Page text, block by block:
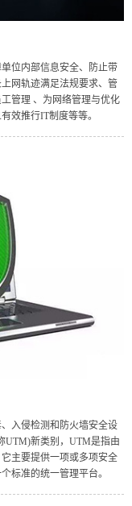
位内部信息安全、防止带
网轨迹满足法规要求、管
管理 、为网络管理与优化
效推行IT制度等等。
、入侵检测和防火墙安全设
UTM)新类别，UTM是指由
主要提供一项或多项安全
标准的统一管理平台。